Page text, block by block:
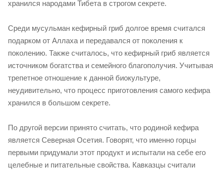
хранился народами Тибета в строгом секрете.
Среди мусульман кефирный гриб долгое время считался
подарком от Аллаха и передавался от поколения к
поколению. Также считалось, что кефирный гриб является
источником богатства и семейного благополучия. Учитывая
трепетное отношение к данной биокультуре,
неудивительно, что процесс приготовления самого кефира
хранился в большом секрете.
По другой версии принято считать, что родиной кефира
является Северная Осетия. Говорят, что именно горцы
первыми придумали этот продукт и испытали на себе его
целебные и питательные свойства. Кавказцы считали